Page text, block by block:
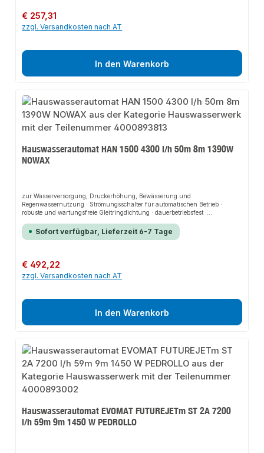
Regulärer Preis:
€ 257,31
zzgl. Versandkosten nach AT
In den Warenkorb
Hauswasserautomat HAN 1500 4300 l/h 50m 8m 1390W
NOWAX
zur Wasserversorgung, Druckerhöhung, Bewässerung und
Regenwassernutzung · Strömungsschalter für automatischen Betrieb ·
robuste und wartungsfreie Gleitringdichtung · dauerbetriebsfest ·
und Trockenlaufschutz · aufgebauter Strömungsschalter für automatischen
Betrieb · selbstansaugend · Pumpengehäuse, Laufrad und Pumpenwelle aus
Sofort verfügbar, Lieferzeit 6-7 Tage
Regulärer Preis:
€ 492,22
zzgl. Versandkosten nach AT
In den Warenkorb
Hauswasserautomat EVOMAT FUTUREJETm ST 2A 7200
l/h 59m 9m 1450 W PEDROLLO